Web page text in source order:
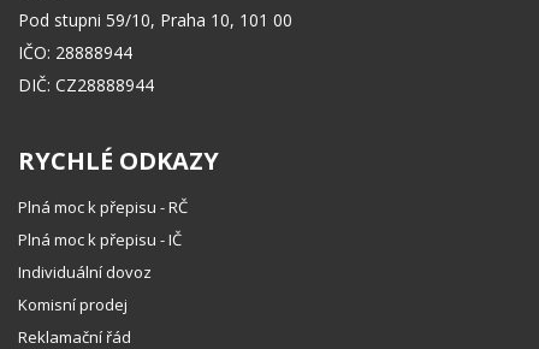
Pod stupni 59/10, Praha 10, 101 00
IČO: 28888944
DIČ: CZ28888944
RYCHLÉ ODKAZY
Plná moc k přepisu - RČ
Plná moc k přepisu - IČ
Individuální dovoz
Komisní prodej
Reklamační řád